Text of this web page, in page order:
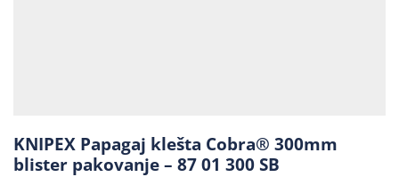
KNIPEX Papagaj klešta Cobra® 300mm
blister pakovanje – 87 01 300 SB